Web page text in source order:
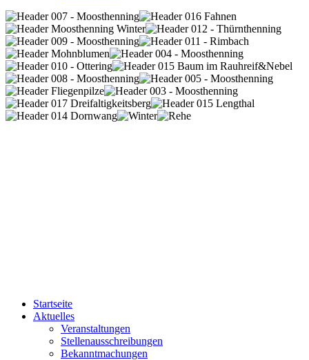
Startseite
Aktuelles
Veranstaltungen
Stellenausschreibungen
Bekanntmachungen